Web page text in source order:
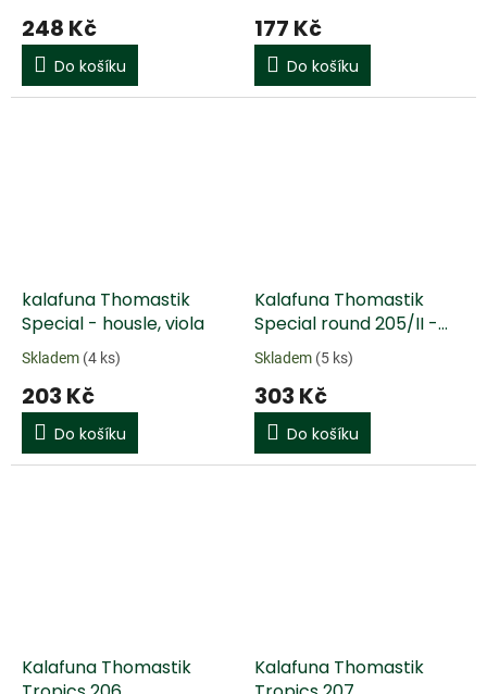
248 Kč
Do košíku
177 Kč
Do košíku
kalafuna Thomastik
Special - housle, viola
Skladem (4 ks)
203 Kč
Do košíku
Kalafuna Thomastik
Special round 205/II -
Bass
Skladem (5 ks)
303 Kč
Do košíku
Kalafuna Thomastik
Kalafuna Thomastik